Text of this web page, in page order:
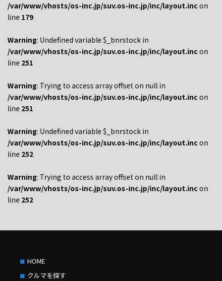
/var/www/vhosts/os-inc.jp/suv.os-inc.jp/inc/layout.inc on
line 179
Warning: Undefined variable $_bnrstock in
/var/www/vhosts/os-inc.jp/suv.os-inc.jp/inc/layout.inc on
line 251
Warning: Trying to access array offset on null in
/var/www/vhosts/os-inc.jp/suv.os-inc.jp/inc/layout.inc on
line 251
Warning: Undefined variable $_bnrstock in
/var/www/vhosts/os-inc.jp/suv.os-inc.jp/inc/layout.inc on
line 252
Warning: Trying to access array offset on null in
/var/www/vhosts/os-inc.jp/suv.os-inc.jp/inc/layout.inc on
line 252
HOME
クルマを探す